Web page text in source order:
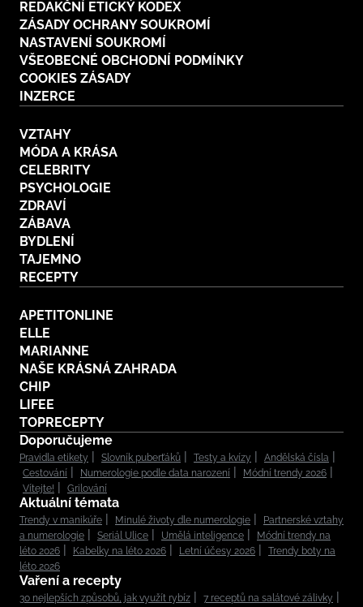
REDAKČNÍ ETICKÝ KODEX
ZÁSADY OCHRANY SOUKROMÍ
NASTAVENÍ SOUKROMÍ
VŠEOBECNÉ OBCHODNÍ PODMÍNKY
COOKIES ZÁSADY
INZERCE
VZTAHY
MÓDA A KRÁSA
CELEBRITY
PSYCHOLOGIE
ZDRAVÍ
ZÁBAVA
BYDLENÍ
TAJEMNO
RECEPTY
APETITONLINE
ELLE
MARIANNE
NAŠE KRÁSNÁ ZAHRADA
CHIP
LIFEE
TOPRECEPTY
Doporučujeme
Pravidla etikety Slovník puberťáků Testy a kvízy
Andělská čísla
Cestování
Numerologie podle data narození
Módní trendy 2026
Vítejte!
Grilování
Aktuální témata
Trendy v manikúře Minulé životy dle numerologie
Partnerské vztahy
a numerologie
Seriál Ulice Umělá inteligence
Módní trendy na
léto 2026
Kabelky na léto 2026 Letní účesy 2026
Trendy boty na
léto 2026
Vaření a recepty
30 nejlepších způsobů, jak využít rybíz
7 receptů na salátové zálivky